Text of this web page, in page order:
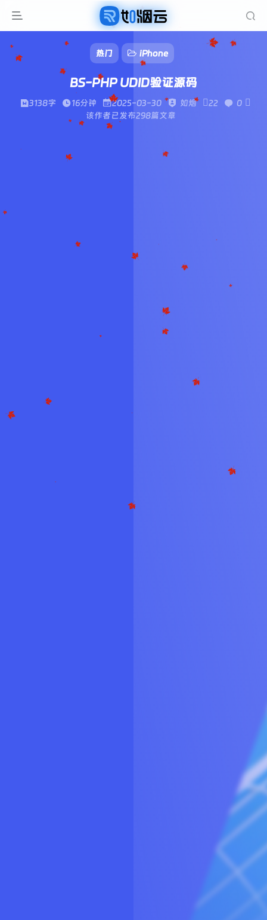
热门 iPhone
BS-PHP UDID验证源码
3138字 16分钟 2025-03-30 如烟 22
0
该作者已发布298篇文章